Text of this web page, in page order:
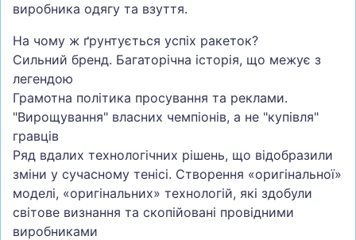
виробника одягу та взуття.
На чому ж ґрунтується успіх ракеток?
Сильний бренд. Багаторічна історія, що межує з
легендою
Грамотна політика просування та реклами.
"Вирощування" власних чемпіонів, а не "купівля"
гравців
Ряд вдалих технологічних рішень, що відобразили
зміни у сучасному тенісі. Створення «оригінальної»
моделі, «оригінальних» технологій, які здобули
світове визнання та скопійовані провідними
виробниками